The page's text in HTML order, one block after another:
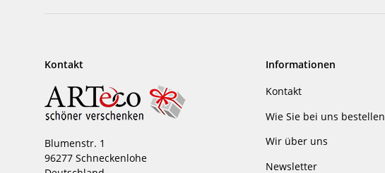
Kontakt
Blumenstr. 1
96277 Schneckenlohe
Informationen
Kontakt
Wie Sie bei uns bestellen
Wir über uns
Newsletter